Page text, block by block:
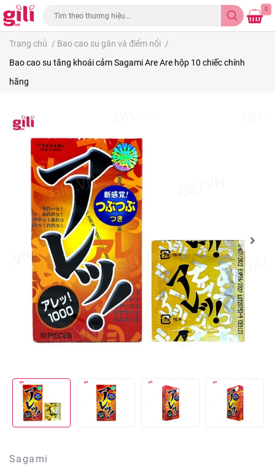
0
Trang chủ / Bao cao su gân và điểm nổi /
Bao cao su tăng khoái cảm Sagami Are Are hộp 10 chiếc chính
hãng
Sagami